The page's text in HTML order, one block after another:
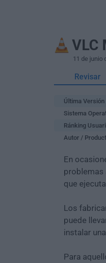
VLC
11 de junio
Revisar
Última Versión
Sistema
Ránking
Autor /
En
problemas
que
Los
puede
instalar
Para